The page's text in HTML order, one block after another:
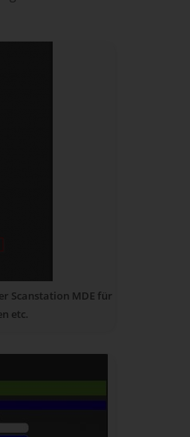
Scanstation MDE für
etc.